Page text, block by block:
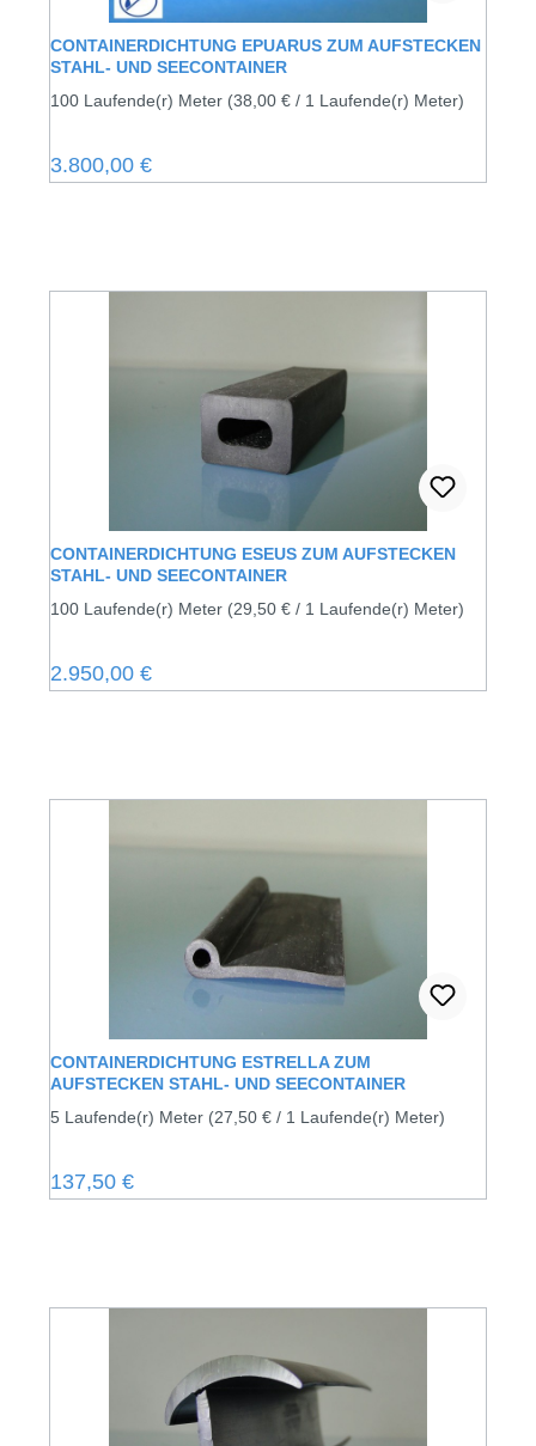
CONTAINERDICHTUNG EPUARUS ZUM AUFSTECKEN
STAHL- UND SEECONTAINER
100 Laufende(r) Meter (38,00 € / 1 Laufende(r) Meter)
Regulärer Preis:
3.800,00 €
CONTAINERDICHTUNG ESEUS ZUM AUFSTECKEN
STAHL- UND SEECONTAINER
100 Laufende(r) Meter (29,50 € / 1 Laufende(r) Meter)
Regulärer Preis:
2.950,00 €
CONTAINERDICHTUNG ESTRELLA ZUM
AUFSTECKEN STAHL- UND SEECONTAINER
5 Laufende(r) Meter (27,50 € / 1 Laufende(r) Meter)
Regulärer Preis:
137,50 €